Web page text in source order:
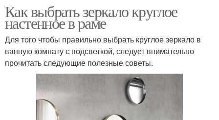
Как выбрать зеркало круглое
настенное в раме
Для того чтобы правильно выбрать круглое зеркало в
ванную комнату с подсветкой, следует внимательно
прочитать следующие полезные советы.